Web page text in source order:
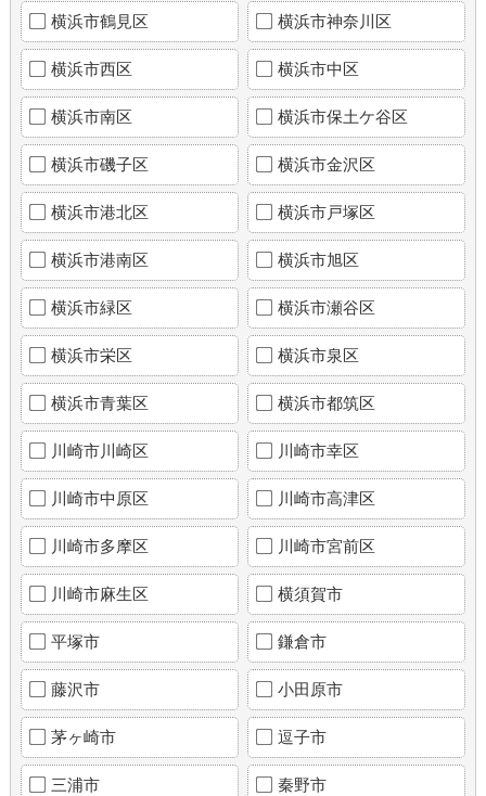
横浜市鶴見区 横浜市神奈川区
横浜市西区 横浜市中区
横浜市南区 横浜市保土ケ谷区
横浜市磯子区 横浜市金沢区
横浜市港北区 横浜市戸塚区
横浜市港南区 横浜市旭区
横浜市緑区 横浜市瀬谷区
横浜市栄区 横浜市泉区
横浜市青葉区 横浜市都筑区
川崎市川崎区 川崎市幸区
川崎市中原区 川崎市高津区
川崎市多摩区 川崎市宮前区
川崎市麻生区 横須賀市
平塚市 鎌倉市
藤沢市 小田原市
茅ヶ崎市 逗子市
三浦市 秦野市